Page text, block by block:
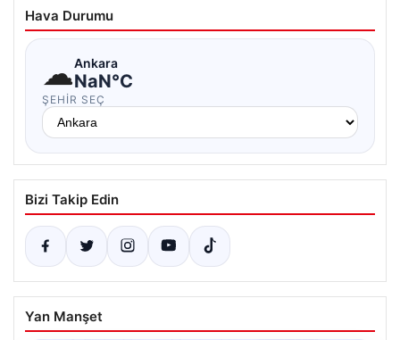
Hava Durumu
☁Ankara
NaN°C
ŞEHIR SEÇ
Bizi Takip Edin
Yan Manşet